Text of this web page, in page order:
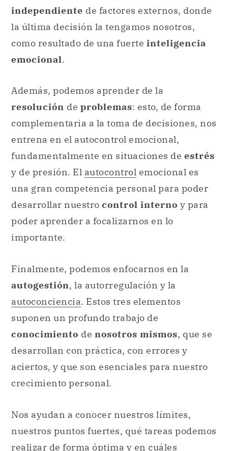
Además, podemos aprender de la
resolucióndeproblemas: esto, de forma
complementaria a la toma de decisiones, nos
fundamentalmente en situaciones de
y de presión. Elautocontrol emocional es
una gran competencia personal para poder
desarrollar nuestrocontrol internoy para
poder aprender a focalizarnos en lo
importante.
Finalmente, podemos enfocarnos en la
autogestión, la autorregulación y la
autoconciencia
conocimientodenosotros mismos , que se
desarrollan con práctica, con errores y
aciertos, y que son esenciales para nuestro
crecimiento personal.
Nos ayudan a conocer nuestros límites,
nuestros puntos fuertes, qué tareas podemos
realizar de forma óptima y en cuáles